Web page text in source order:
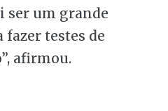
ser um grande
fazer testes de
afirmou.